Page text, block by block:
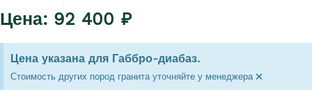
92 400 ₽
Цена указана для Габбро-диабаз.
Стоимость других пород гранита уточняйте у менеджера ×